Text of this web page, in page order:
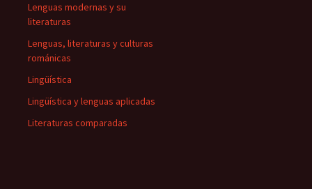
Lenguas modernas y su
literaturas
Lenguas, literaturas y culturas
románicas
Lingüística
Lingüística y lenguas aplicadas
Literaturas comparadas